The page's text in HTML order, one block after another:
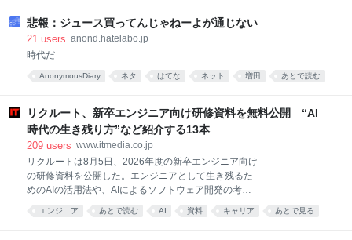
る。スタンフォード大などの研究チームが、生成AIの
設計を基に、感染症の原因などになる細菌を殺す「フ
ァージ
悲報：ジュース買ってんじゃねーよが通じない
21 users anond.hatelabo.jp
時代だ
AnonymousDiary ネタ はてな ネット 増田 あとで読む
リクルート、新卒エンジニア向け研修資料を無料公開 “AI
時代の生き残り方”など紹介する13本
209 users www.itmedia.co.jp
リクルートは8月5日、2026年度の新卒エンジニア向け
の研修資料を公開した。エンジニアとして生き残るた
めのAIの活用法や、AIによるソフトウェア開発の考え
方の変化など、業務やキャリア形成に必要な知見を幅
広く紹介している。 26年度の研修で利用した13の資
エンジニア あとで読む AI 資料 キャリア あとで見る